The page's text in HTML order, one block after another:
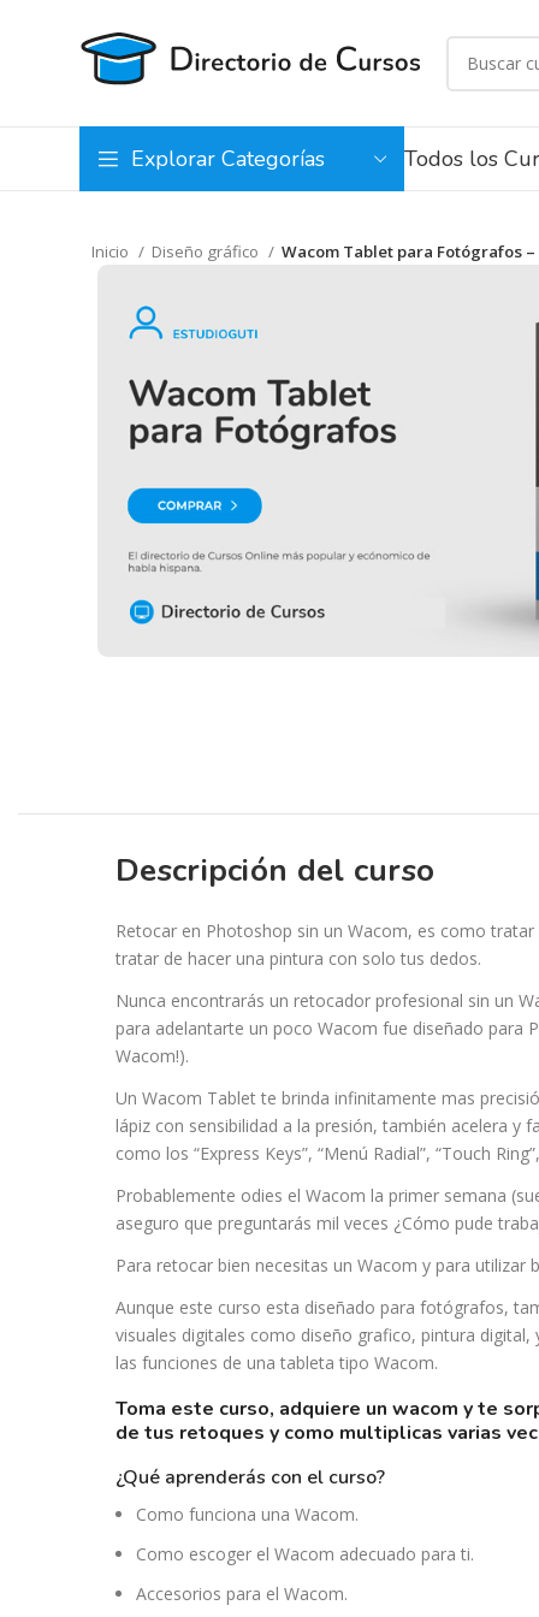
Explorar Categorías Todos los
Inicio Diseño gráfico Wacom Tablet para Fotógrafos
Descripción del curso
Retocar en Photoshop sin un Wacom, es como
tratar de hacer una pintura con solo tus dedos.
Nunca encontrarás un retocador profesional sin un
para adelantarte un poco Wacom fue diseñado para
Wacom!).
Un Wacom Tablet te brinda infinitamente mas
lápiz con sensibilidad a la presión, también acelera
como los “Express Keys”, “Menú Radial”, “Touch
Probablemente odies el Wacom la primer semana
aseguro que preguntarás mil veces ¿Cómo pude
Para retocar bien necesitas un Wacom y para utilizar
Aunque este curso esta diseñado para fotógrafos,
visuales digitales como diseño grafico, pintura
las funciones de una tableta tipo Wacom.
toma este curso, adquiere un wacom y te sorprenderás de como mejora la calidad
de tus retoques y como multiplicas varias
¿qué aprenderás con el curso?
Como funciona una Wacom.
Como escoger el Wacom adecuado para ti.
Accesorios para el Wacom.